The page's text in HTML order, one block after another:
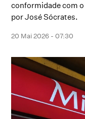
conformidade com
por José Sócrates.
20 Mai 2026 - 07:30